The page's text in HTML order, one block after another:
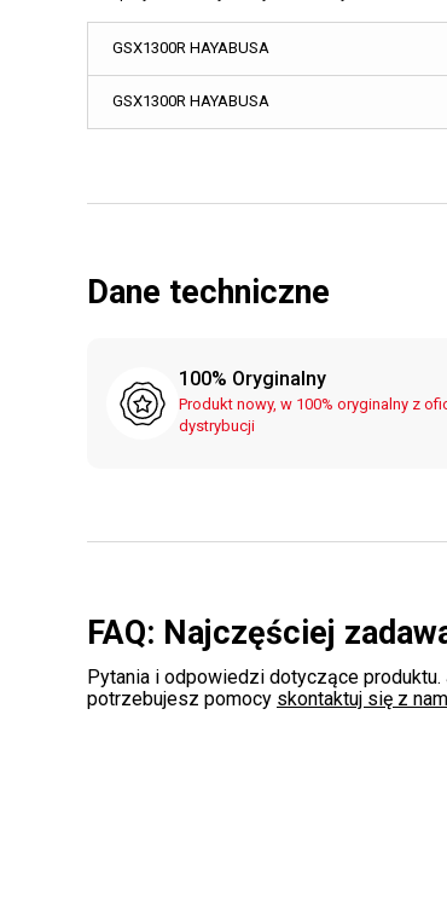
GSX1300R HAYABUSA
GSX1300R HAYABUSA
Dane techniczne
100% Oryginalny
Produkt nowy, w 100% oryginalny z
dystrybucji
FAQ: Najczęściej
Pytania i odpowiedzi dotyczące produktu.
potrzebujesz pomocy skontaktuj się z